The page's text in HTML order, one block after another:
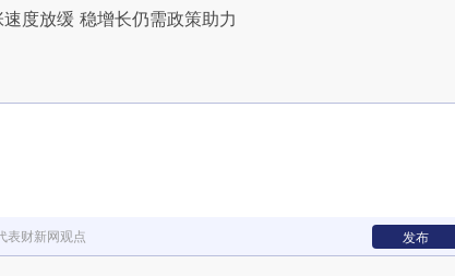
度放缓 稳增长仍需政策助力
表财新网观点 发布